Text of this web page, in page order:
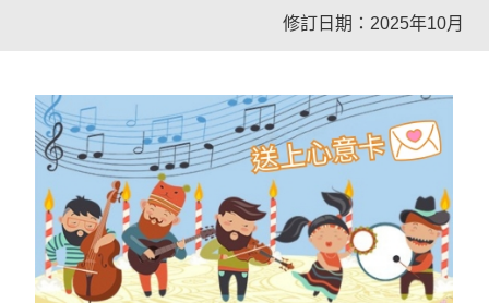
修訂日期：2025年10月